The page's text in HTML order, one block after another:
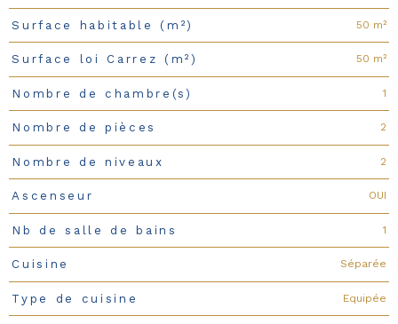
Surface habitable (m²) 50 m²
Surface loi Carrez (m²) 50 m²
Nombre de chambre(s) 1
Nombre de pièces 2
Nombre de niveaux 2
Ascenseur OUI
Nb de salle de bains 1
Cuisine Séparée
Type de cuisine Equipée